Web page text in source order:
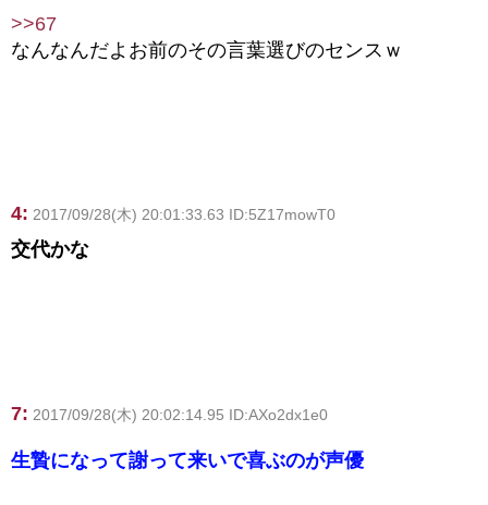
>>67
なんなんだよお前のその言葉選びのセンスｗ
4: 2017/09/28(木) 20:01:33.63 ID:5Z17mowT0
交代かな
7: 2017/09/28(木) 20:02:14.95 ID:AXo2dx1e0
生贄になって謝って来いで喜ぶのが声優